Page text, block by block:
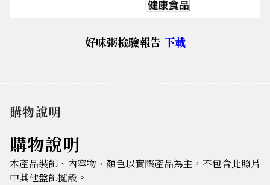
好味粥檢驗報告 下載
購物說明
購物說明
本產品裝飾、內容物、顏色以實際產品為主，不包含此照片
中其他盤飾擺設。